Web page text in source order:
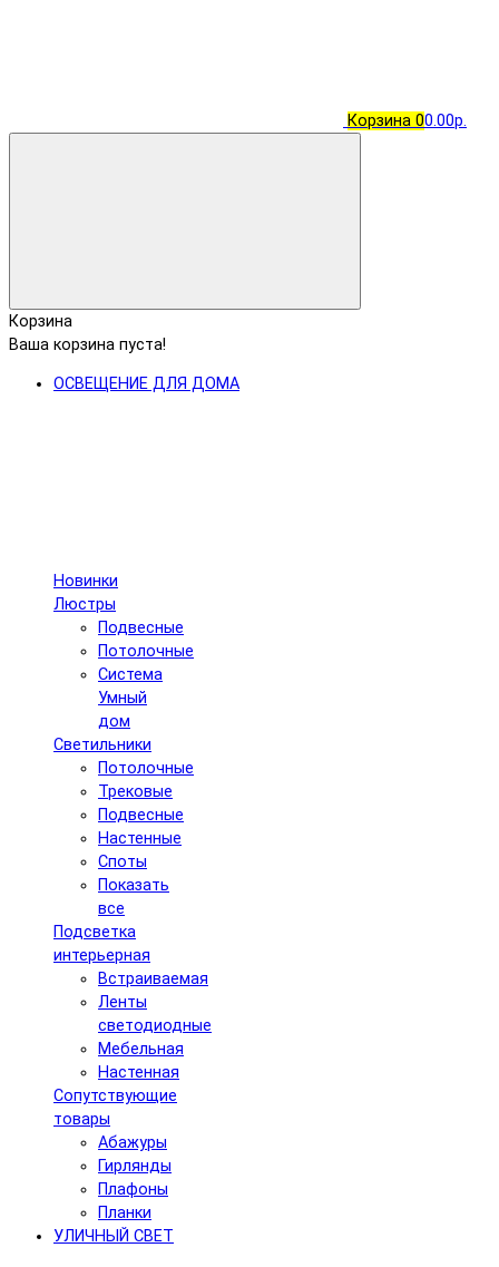
Корзина 00.00р.
Корзина
Ваша корзина пуста!
ОСВЕЩЕНИЕ ДЛЯ ДОМА
Новинки
Люстры
Подвесные
Потолочные
Система
Умный
дом
Светильники
Потолочные
Трековые
Подвесные
Настенные
Споты
Показать
все
Подсветка
интерьерная
Встраиваемая
Ленты
светодиодные
Мебельная
Настенная
Сопутствующие
товары
Абажуры
Гирлянды
Плафоны
Планки
УЛИЧНЫЙ СВЕТ